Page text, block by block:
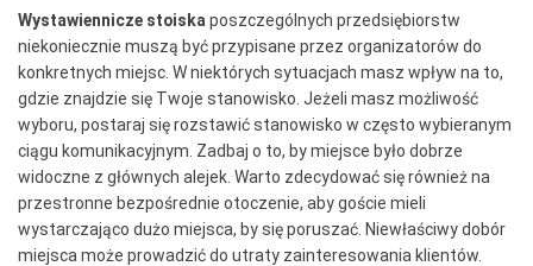
Wystawiennicze stoiska poszczególnych przedsiębiorstw
niekoniecznie muszą być przypisane przez organizatorów do
konkretnych miejsc. W niektórych sytuacjach masz wpływ na to,
gdzie znajdzie się Twoje stanowisko. Jeżeli masz możliwość
wyboru, postaraj się rozstawić stanowisko w często wybieranym
ciągu komunikacyjnym. Zadbaj o to, by miejsce było dobrze
widoczne z głównych alejek. Warto zdecydować się również na
przestronne bezpośrednie otoczenie, aby goście mieli
wystarczająco dużo miejsca, by się poruszać. Niewłaściwy dobór
miejsca może prowadzić do utraty zainteresowania klientów.